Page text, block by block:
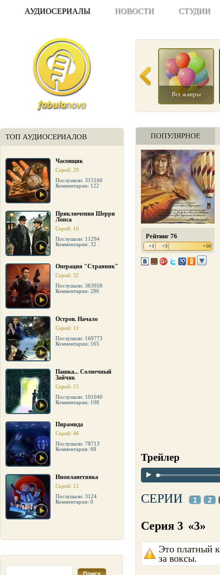
АУДИОСЕРИАЛЫ НОВОСТИ СТУДИИ
ТОП АУДИОСЕРИАЛОВ
Часовщик
Серий: 29
Послушали: 315160
Комментарии: 122
Приключения Шерри
Лопса
Серий: 16
Послушали: 11294
Комментарии: 32
Операция "Странник"
Серий: 32
Послушали: 363958
Комментарии: 286
Остров. Начало
Серий: 11
Послушали: 169773
Комментарии: 165
Пашка... Солнечный
Зайчик
Серий: 15
Послушали: 101040
Комментарии: 108
Пирамида
Серий: 46
Послушали: 78713
Комментарии: 68
Инопланетянка
Серий: 12
Послушали: 3124
Комментарии: 0
Все жанры
ПОПУЛЯРНОЕ
Рейтинг 76
+1 +3 +10
Трейлер
СЕРИИ 1 2
Серия 3 «3»
Это платный
за воксы.